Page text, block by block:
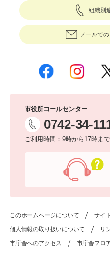
組織別
メールで
市役所コールセンター
0742-34-
ご利用時間：9時から17時ま
このホームページについて サイ
個人情報の取り扱いについて リ
市庁舎へのアクセス 市庁舎フロ